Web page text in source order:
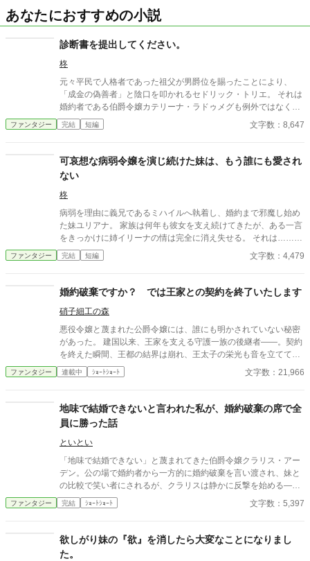
あなたにおすすめの小説
診断書を提出してください。
柊
元々平民で人格者であった祖父が男爵位を賜ったことにより、
「成金の偽善者」と陰口を叩かれるセドリック・トリエ。 それは
婚約者である伯爵令嬢カテリーナ・ラドゥメグも例外ではなく、
神経をすり減らす日々を送っていた。 そいてラドゥメグ伯爵家を
訪れたセドリックと、父クレマンが切り出したことは……。 ※小
す。
ファンタジー 完結 短編 文字数：8,647
可哀想な病弱令嬢を演じ続けた妹は、もう誰にも愛され
ない
柊
病弱を理由に義兄であるミハイルへ執着し、婚約まで邪魔し始め
た妹ユリアナ。 家族は何年も彼女を支え続けてきたが、ある一言
をきっかけに姉イリーナの情は完全に消え失せる。 それは……。
※複数のサイトに投稿しています。
ファンタジー 完結 短編 文字数：4,479
婚約破棄ですか？ では王家との契約を終了いたします
硝子細工の森
悪役令嬢と蔑まれた公爵令嬢には、誰にも明かされていない秘密
があった。 建国以来、王家を支える守護一族の後継者――。契約
を終えた瞬間、王都の結界は崩れ、王太子の栄光も音を立てて崩
壊する こちらは一挙掲載で一話ですが長目です
ファンタジー 連載中 ｼｮｰﾄｼｮｰﾄ 文字数：21,966
地味で結婚できないと言われた私が、婚約破棄の席で全
員に勝った話
といとい
「地味で結婚できない」と蔑まれてきた伯爵令嬢クラリス・アー
デン。公の場で婚約者から一方的に婚約破棄を言い渡され、妹と
の比較で笑い者にされるが、クラリスは静かに反撃を始める―
―。周到に集めた証拠と知略を武器に、貴族社会の表と裏を暴
き、見下してきた者たちを鮮やかに逆転。冷静さと気品で場を支
ファンタジー 完結 ｼｮｰﾄｼｮｰﾄ 文字数：5,397
欲しがり妹の『欲』を消したら大変なことになりまし
た。